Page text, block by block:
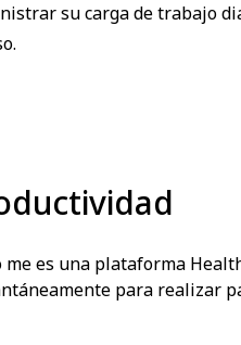
su carga de trabajo
me es una plataforma
para realizar